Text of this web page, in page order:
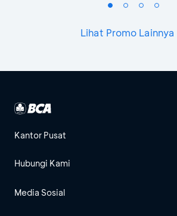
Lihat Promo Lainnya
Kantor Pusat
Hubungi Kami
Media Sosial